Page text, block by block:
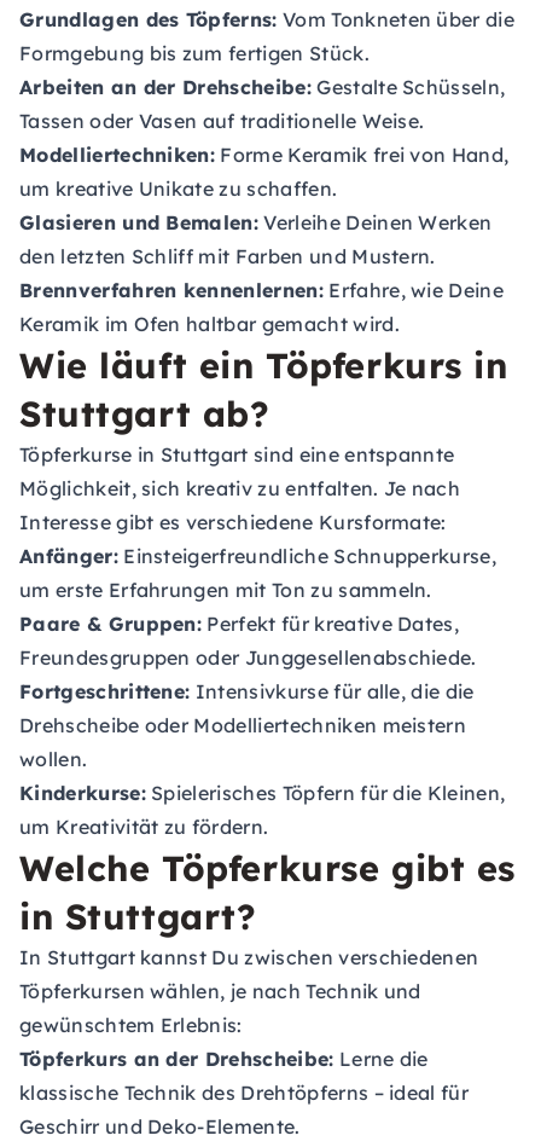
Grundlagen des Töpferns: Vom Tonkneten über die
Formgebung bis zum fertigen Stück.
Arbeiten an der Drehscheibe:Gestalte Schüsseln,
Tassen oder Vasen auf traditionelle Weise.
Modelliertechniken: Forme Keramik frei von Hand,
um kreative Unikate zu schaffen.
Glasieren und Bemalen: Verleihe Deinen Werken
den letzten Schliff mit Farben und Mustern.
Brennverfahren kennenlernen:Erfahre, wie Deine
Keramik im Ofen haltbar gemacht wird.
Wie läuft ein Töpferkurs in
Stuttgart ab?
Töpferkurse in Stuttgart sind eine entspannte
Möglichkeit, sich kreativ zu entfalten. Je nach
Interesse gibt es verschiedene Kursformate:
Anfänger:Einsteigerfreundliche Schnupperkurse,
um erste Erfahrungen mit Ton zu sammeln.
Paare & Gruppen: Perfekt für kreative Dates,
Freundesgruppen oder Junggesellenabschiede.
Fortgeschrittene: Intensivkurse für alle, die die
Drehscheibe oder Modelliertechniken meistern
wollen.
Kinderkurse:Spielerisches Töpfern für die Kleinen,
um Kreativität zu fördern.
Welche Töpferkurse gibt es
in Stuttgart?
In Stuttgart kannst Du zwischen verschiedenen
Töpferkursen wählen, je nach Technik und
gewünschtem Erlebnis:
Töpferkurs an der Drehscheibe: Lerne die
klassische Technik des Drehtöpferns – ideal für
Geschirr und Deko-Elemente.